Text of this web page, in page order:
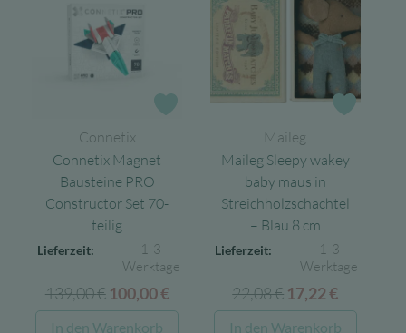
Connetix
Connetix Magnet
Bausteine PRO
Constructor Set 70-
teilig
Lieferzeit:
1-3
Werktage
139,00€ Ursprünglicher
Preis
100,00€Aktueller
Preis
In den Warenkorb
Maileg
Maileg Sleepy wakey
baby maus in
Streichholzschachtel
– Blau 8 cm
Lieferzeit:
1-3
Werktage
22,08€ Ursprünglicher
Preis
17,22€
Preis
In den Warenkorb